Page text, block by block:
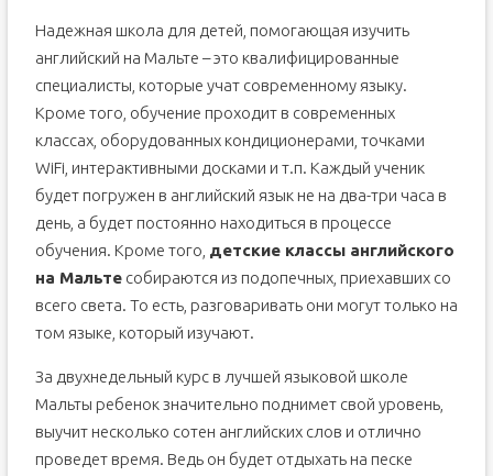
Надежная школа для детей, помогающая изучить
английский на Мальте – это квалифицированные
специалисты, которые учат современному языку.
Кроме того, обучение проходит в современных
классах, оборудованных кондиционерами, точками
WiFi, интерактивными досками и т.п. Каждый ученик
будет погружен в английский язык не на два-три часа в
день, а будет постоянно находиться в процессе
обучения. Кроме того, детские классы английского
на Мальтесобираются из подопечных, приехавших со
всего света. То есть, разговаривать они могут только на
том языке, который изучают.
За двухнедельный курс в лучшей языковой школе
Мальты ребенок значительно поднимет свой уровень,
выучит несколько сотен английских слов и отлично
проведет время. Ведь он будет отдыхать на песке